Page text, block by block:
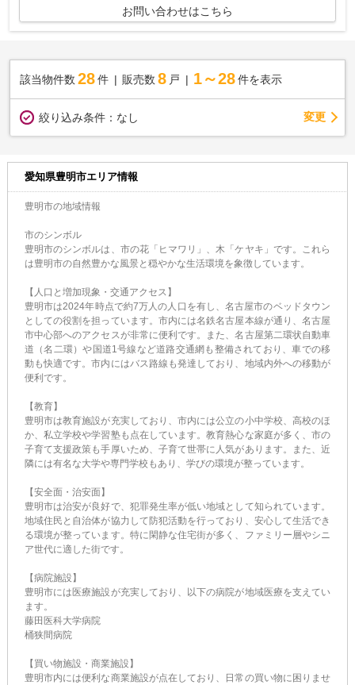
お問い合わせはこちら
該当物件数 28件 販売数 8 戸 1～28 件を表示
絞り込み条件： なし 変更
愛知県豊明市エリア情報
豊明市の地域情報
市のシンボル
豊明市のシンボルは、市の花「ヒマワリ」、木「ケヤキ」です。これら
は豊明市の自然豊かな風景と穏やかな生活環境を象徴しています。
【人口と増加現象・交通アクセス】
豊明市は2024年時点で約7万人の人口を有し、名古屋市のベッドタウン
としての役割を担っています。市内には名鉄名古屋本線が通り、名古屋
市中心部へのアクセスが非常に便利です。また、名古屋第二環状自動車
道（名二環）や国道1号線など道路交通網も整備されており、車での移
動も快適です。市内にはバス路線も発達しており、地域内外への移動が
便利です。
【教育】
豊明市は教育施設が充実しており、市内には公立の小中学校、高校のほ
か、私立学校や学習塾も点在しています。教育熱心な家庭が多く、市の
子育て支援政策も手厚いため、子育て世帯に人気があります。また、近
隣には有名な大学や専門学校もあり、学びの環境が整っています。
【安全面・治安面】
豊明市は治安が良好で、犯罪発生率が低い地域として知られています。
地域住民と自治体が協力して防犯活動を行っており、安心して生活でき
る環境が整っています。特に閑静な住宅街が多く、ファミリー層やシニ
ア世代に適した街です。
【病院施設】
豊明市には医療施設が充実しており、以下の病院が地域医療を支えてい
ます。
藤田医科大学病院
桶狭間病院
【買い物施設・商業施設】
豊明市内には便利な商業施設が点在しており、日常の買い物に困りませ